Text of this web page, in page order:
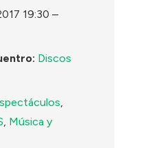
19:30 –
Discos
Música y